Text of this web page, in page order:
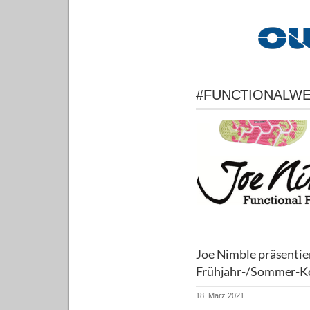
Joe Nimble
Frühjahr-/Sommer-
18. März 2021